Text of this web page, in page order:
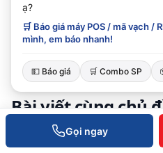
Gọi ngay
TIẾP TỤC ĐỌC
Bài viết cùng chủ
Kệ V lỗ tại
ạ?
🛒 Báo giá máy POS / mã vạch /
mình, em báo nhanh!
💵 Báo giá 🛒 Combo SP